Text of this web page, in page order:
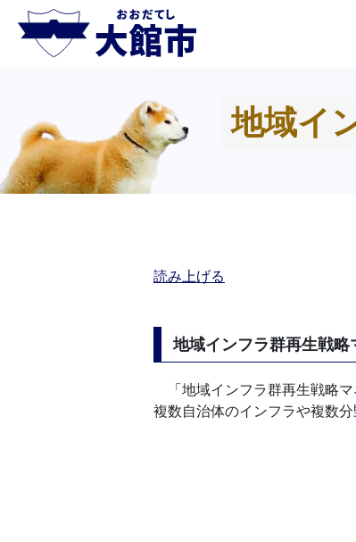
地域イ
読み上げる
地域インフラ群再生戦
「地域インフラ群再生戦略マ
複数自治体のインフラや複数